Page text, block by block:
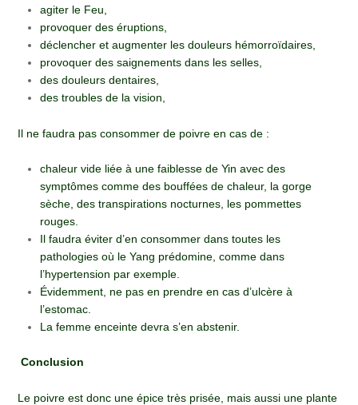
agiter le Feu,
provoquer des éruptions,
déclencher et augmenter les douleurs hémorroïdaires,
provoquer des saignements dans les selles,
des douleurs dentaires,
des troubles de la vision,
Il ne faudra pas consommer de poivre en cas de :
chaleur vide liée à une faiblesse de Yin avec des
symptômes comme des bouffées de chaleur, la gorge
sèche, des transpirations nocturnes, les pommettes
rouges.
Il faudra éviter d’en consommer dans toutes les
pathologies où le Yang prédomine, comme dans
l’hypertension par exemple.
Évidemment, ne pas en prendre en cas d’ulcère à
l’estomac.
La femme enceinte devra s’en abstenir.
Conclusion
Le poivre est donc une épice très prisée, mais aussi une plante